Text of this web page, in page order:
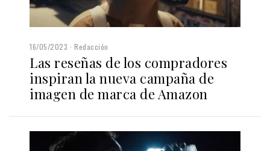
16/05/2023 Redacción
Las reseñas de los compradores
inspiran la nueva campaña de
imagen de marca de Amazon